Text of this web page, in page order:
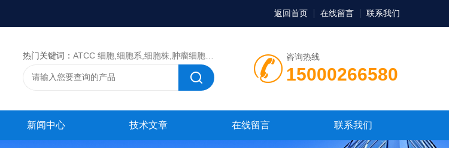
返回首页 在线留言 联系我们
咨询热线
15000266580
热门关键词： ATCC 细胞,细胞系,细胞株,肿瘤细胞,细胞,ATCC 菌种，CMCC 菌种，标准菌株，质控菌种，微生物菌种，菌株，菌种
新闻中心 技术文章 在线留言 联系我们